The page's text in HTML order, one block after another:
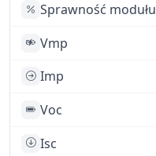
Sprawność modułu
Vmp
Imp
Voc
Isc